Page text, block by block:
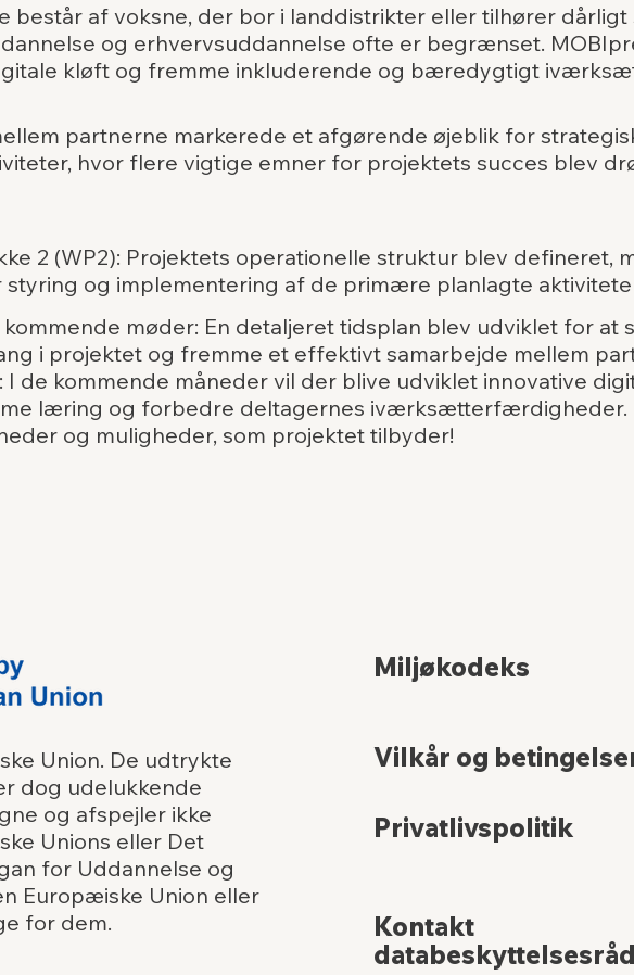
af voksne, der bor i landdistrikter eller tilhører dårligt
og erhvervsuddannelse ofte er begrænset.
kløft og fremme inkluderende og bæredygtigt
partnerne markerede et afgørende øjeblik for
hvor flere vigtige emner for projektets succes blev
2 (WP2): Projektets operationelle struktur blev defineret,
og implementering af de primære planlagte
møder: En detaljeret tidsplan blev udviklet for at
i projektet og fremme et effektivt samarbejde mellem
de kommende måneder vil der blive udviklet innovative
læring og forbedre deltagernes iværksætterfærdigheder.
og muligheder, som projektet tilbyder!
Union. De udtrykte
dog udelukkende
og afspejler ikke
Unions eller Det
for Uddannelse og
Europæiske Union eller
for dem.
Miljøkodeks
Vilkår og
Privatlivspolitik
Kontakt